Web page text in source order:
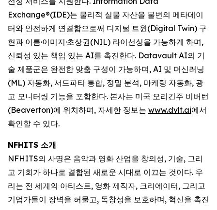
Exchange®(IDE)는 물리적 실물 자산을 불변의 메타데이
터와 안전하게 연결함으로써 디지털 트윈(Digital Twin) 구
현과 이름·이미지·초상권(NIL) 라이선싱을 가능하게 하며,
신뢰성 있는 책임 있는 AI를 촉진한다. Datavault AI의 기
술 제품군은 완전한 맞춤 구성이 가능하며, AI 및 머신러닝
(ML) 자동화, 서드파티 통합, 정밀 분석, 마케팅 자동화, 광
고 모니터링 기능을 포함한다. 본사는 미국 오리건주 비버턴
(Beaverton)에 위치하며, 자세한 정보는 www.dvlt.ai에서
확인할 수 있다.
NFHITS 소개
NFHITS의 사명은 음악과 영화 산업을 창의성, 기술, 그리
고 기회가 하나로 결합된 새로운 시대로 이끄는 것이다. 우
리는 전 세계의 아티스트, 영화 제작자, 크리에이터, 그리고
기업가들이 장벽을 허물고, 독창성을 보호하며, 혁신을 촉진